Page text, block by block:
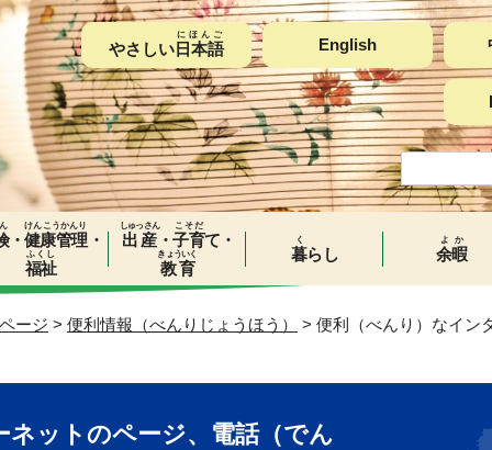
やさしい 日本語
にほんご
English
・ 健康管理
けんこうかんり
・
福祉
ふくし
出産
しゅっさん
・子育
こそだ
て・
教育
きょういく 暮
く
らし 余暇
よか
ージ > 便利情報（べんりじょうほう）
> 便利（べんり）なイン
ットのページ、電話（でん